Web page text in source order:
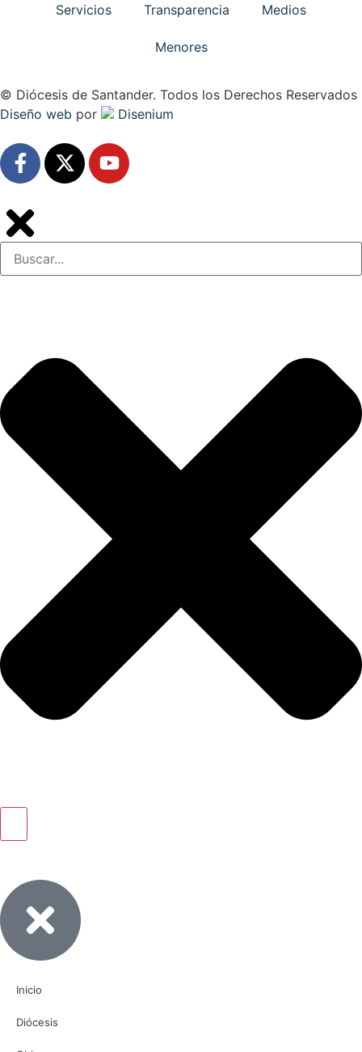
Servicios Transparencia Medios
Menores
© Diócesis de Santander. Todos los Derechos Reservados
Diseño web por Disenium
Inicio
Diócesis